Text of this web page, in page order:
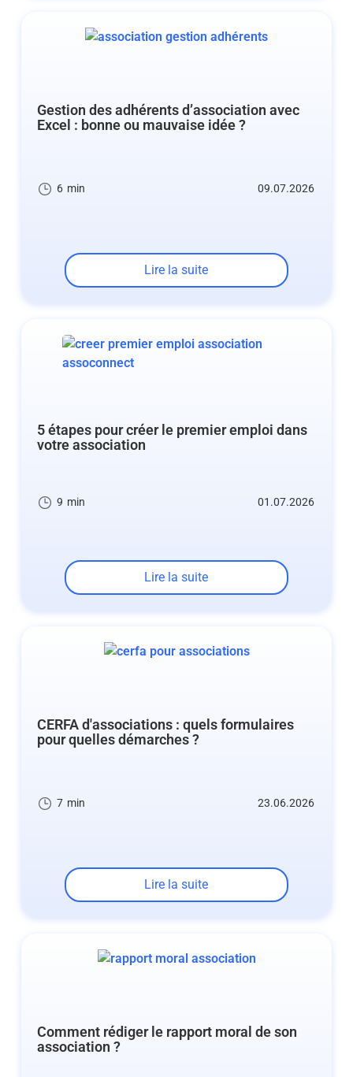
Gestion des adhérents d’association avec
Excel : bonne ou mauvaise idée ?
6 min 09.07.2026
Lire la suite
5 étapes pour créer le premier emploi dans
votre association
9 min 01.07.2026
Lire la suite
CERFA d'associations : quels formulaires
pour quelles démarches ?
7 min 23.06.2026
Lire la suite
Comment rédiger le rapport moral de son
association ?